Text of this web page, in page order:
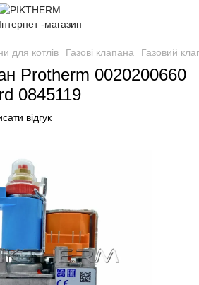
для котлів Газові клапана Газовий
Protherm 0020200660
0845119
відгук